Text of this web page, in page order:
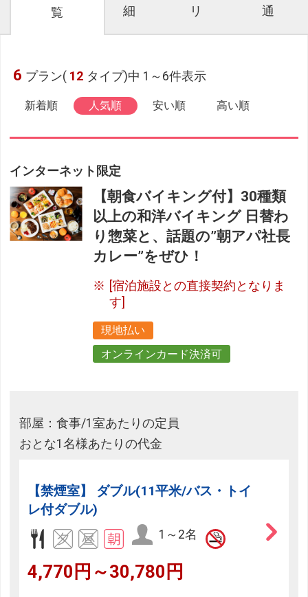
覧
細
リ
通
6 プラン( 12 タイプ)中 1～6件表示
新着順 人気順 安い順 高い順
インターネット限定
【朝食バイキング付】30種類
以上の和洋バイキング 日替わ
り惣菜と、話題の”朝アパ社長
カレー”をぜひ！
[宿泊施設との直接契約となりま
す]
現地払い
オンラインカード決済可
部屋：食事/1室あたりの定員
おとな1名様あたりの代金
【禁煙室】 ダブル(11平米/バス・トイ
レ付ダブル)
1～2名
4,770円～30,780円